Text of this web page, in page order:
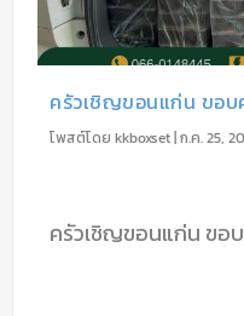
ครัวเชิญขอนแก่น ขอ
โพสต์โดยkkboxset|ก.ค. 25,
ครัวเชิญขอนแก่น ขอ